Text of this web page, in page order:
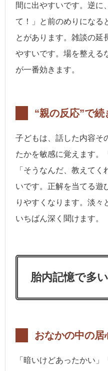
間に出やすいです。逆に
て！」と前のめりになる
とがあります。雑談の延
やすいです。場を整える
が一番効きます。
“親の反応”で
子どもは、話した内容そ
たかを敏感に覚えます。
「そうなんだ、教えて
いです。正解を当てる遊
りやすくなります。淡々
いちばん深く聞けます。
胎内記憶で多
おなかの中の居
「暗いけどあったかい